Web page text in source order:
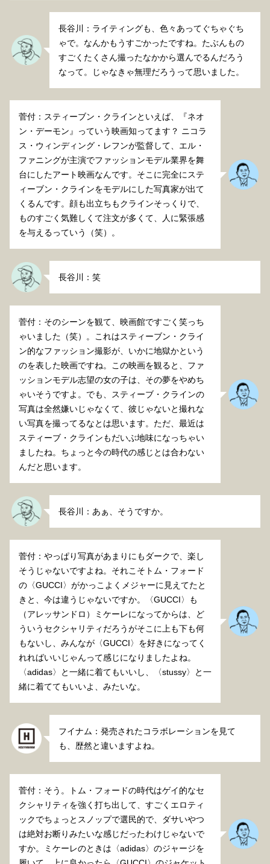
長谷川：ライティングも、色々あってぐちゃぐち
ゃで。なんかもうすごかったですね。たぶんもの
すごくたくさん撮ったなかから選んでるんだろう
なって。じゃなきゃ無理だろうって思いました。
菅付：スティーブン・クラインといえば、『ネオ
ン・デーモン』っていう映画知ってます？ ニコラ
ス・ウィンディング・レフンが監督して、エル・
ファニングが主演でファッションモデル業界を舞
台にしたアート映画なんです。そこに完全にステ
ィーブン・クラインをモデルにした写真家が出て
くるんです。顔も出立ちもクラインそっくりで、
ものすごく気難しくて注文が多くて、人に緊張感
を与えるっていう（笑）。
長谷川：笑
菅付：そのシーンを観て、映画館ですごく笑っち
ゃいました（笑）。これはスティーブン・クライ
ン的なファッション撮影が、いかに地獄かという
のを表した映画ですね。この映画を観ると、ファ
ッションモデル志望の女の子は、その夢をやめち
ゃいそうですよ。でも、スティーブ・クラインの
写真は全然嫌いじゃなくて、彼じゃないと撮れな
い写真を撮ってるなとは思います。ただ、最近は
スティーブ・クラインもだいぶ地味になっちゃい
ましたね。ちょっと今の時代の感じとは合わない
んだと思います。
長谷川：あぁ、そうですか。
菅付：やっぱり写真があまりにもダークで、楽し
そうじゃないですよね。それこそトム・フォード
の〈GUCCI〉がかっこよくメジャーに見えてたと
きと、今は違うじゃないですか。〈GUCCI〉も
（アレッサンドロ）ミケーレになってからは、ど
ういうセクシャリティだろうがそこに上も下も何
もないし、みんなが〈GUCCI〉を好きになってく
れればいいじゃんって感じになりましたよね。
〈adidas〉と一緒に着てもいいし、〈stussy〉と一
緒に着ててもいいよ、みたいな。
フイナム：発売されたコラボレーションを見て
も、歴然と違いますよね。
菅付：そう。トム・フォードの時代はゲイ的なセ
クシャリティを強く打ち出して、すごくエロティ
ックでちょっとスノップで選民的で、ダサいやつ
は絶対お断りみたいな感じだったわけじゃないで
すか。ミケーレのときは〈adidas〉のジャージを